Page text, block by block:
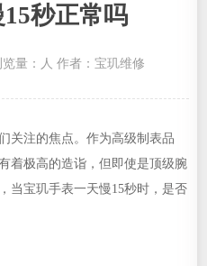
秒正常吗
量： 人 作者：宝玑维修
注的焦点。作为高级制表品
着极高的造诣，但即使是顶级腕
当宝玑手表一天慢15秒时，是否